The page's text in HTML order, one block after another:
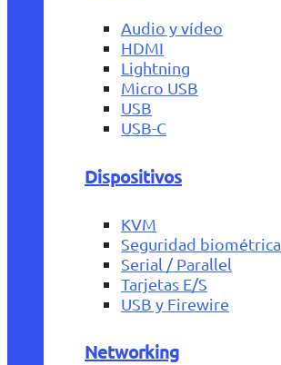
Audio y vídeo
HDMI
Lightning
Micro USB
USB
USB-C
Dispositivos
KVM
Seguridad biométrica
Serial / Parallel
Tarjetas E/S
USB y Firewire
Networking